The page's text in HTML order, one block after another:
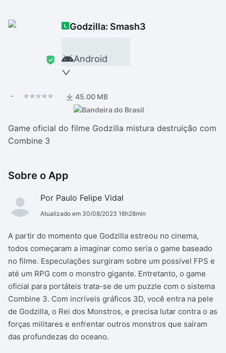
Godzilla: Smash3
Android
- 45.00 MB
Game oficial do filme Godzilla mistura destruição com
Combine 3
Sobre o App
Por Paulo Felipe Vidal
Atualizado em 30/08/2023 16h28min
A partir do momento que Godzilla estreou no cinema,
todos começaram a imaginar como seria o game baseado
no filme. Especulações surgiram sobre um possível FPS e
até um RPG com o monstro gigante. Entretanto, o game
oficial para portáteis trata-se de um puzzle com o sistema
Combine 3. Com incríveis gráficos 3D, você entra na pele
de Godzilla, o Rei dos Monstros, e precisa lutar contra o as
forças militares e enfrentar outros monstros que saíram
das profundezas do oceano.